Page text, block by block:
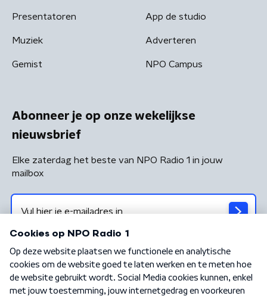
Presentatoren
Muziek
Gemist
App de studio
Adverteren
NPO Campus
Abonneer je op onze wekelijkse
nieuwsbrief
Elke zaterdag het beste van NPO Radio 1 in jouw
mailbox
Algemene voorwaarden